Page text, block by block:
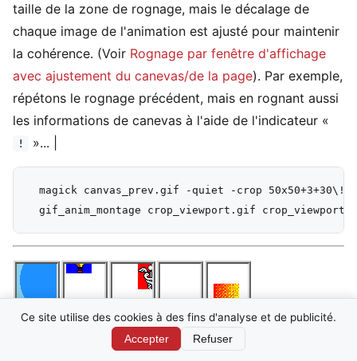
taille de la zone de rognage, mais le décalage de
chaque image de l'animation est ajusté pour maintenir
la cohérence. (Voir Rognage par fenêtre d'affichage
avec ajustement du canevas/de la page). Par exemple,
répétons le rognage précédent, mais en rognant aussi
les informations de canevas à l'aide de l'indicateur «
! »... |
magick canvas_prev.gif -quiet -crop 50x50+3+30\!
Ce site utilise des cookies à des fins d'analyse et de publicité.
Accepter Refuser